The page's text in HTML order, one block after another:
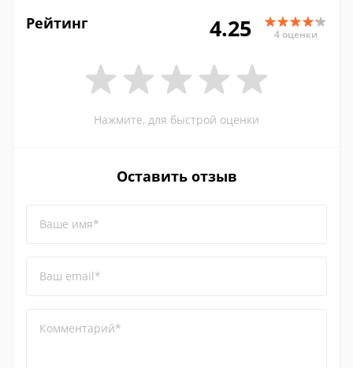
Рейтинг 4.25 4 оценки
Нажмите, для быстрой оценки
Оставить отзыв
Ваше имя*
Ваш email*
Комментарий*